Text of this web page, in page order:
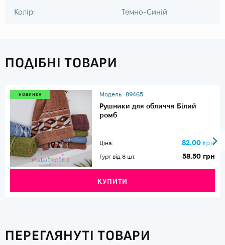
Колір: Темно-Синій
ПОДІБНІ ТОВАРИ
НОВИНКА Модель: 89465
Рушники для обличчя Білий
ромб
Ціна: 82.00 грн
Гурт від 8 шт. 58.50 грн
КУПИТИ
ПЕРЕГЛЯНУТІ ТОВАРИ